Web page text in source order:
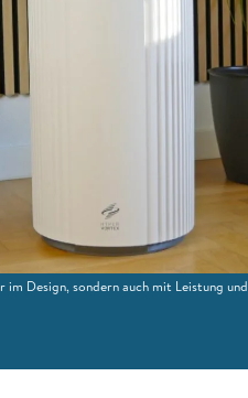
Design, sondern auch mit Leistung